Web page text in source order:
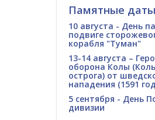
Памятные даты
10 августа - День
подвиге
корабля "Туман"
13-14 августа –
оборона Колы
острога) от
нападения (1591
5 сентября - День
дивизии